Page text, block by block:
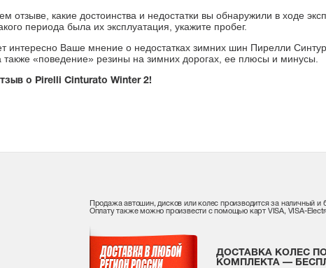
отзыве, какие достоинства и недостатки вы обнаружили в ходе
периода была их эксплуатация, укажите пробег.
интересно Ваше мнение о недостатках зимних шин Пирелли
также «поведение» резины на зимних дорогах, ее плюсы и минусы.
о Pirelli Cinturato Winter 2!
Продажа автошин, дисков или колес производится за наличный и
Оплату также можно произвести с помощью карт VISA, VISA-
ДОСТАВКА КОЛЕС
КОМПЛЕКТА —